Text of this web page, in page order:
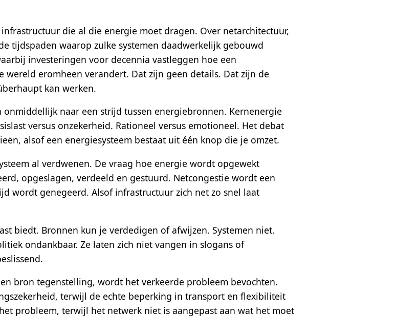
die al die energie moet dragen. Over netarchitectuur,
tijdspaden waarop zulke systemen daadwerkelijk gebouwd
investeringen voor decennia vastleggen hoe een
wereld eromheen verandert. Dat zijn geen details. Dat zijn de
kan werken.
naar een strijd tussen energiebronnen. Kernenergie
versus onzekerheid. Rationeel versus emotioneel. Het debat
alsof een energiesysteem bestaat uit één knop die je omzet.
al verdwenen. De vraag hoe energie wordt opgewekt
opgeslagen, verdeeld en gestuurd. Netcongestie wordt een
wordt genegeerd. Alsof infrastructuur zich net zo snel laat
biedt. Bronnen kun je verdedigen of afwijzen. Systemen niet.
ondankbaar. Ze laten zich niet vangen in slogans of
bron tegenstelling, wordt het verkeerde probleem bevochten.
terwijl de echte beperking in transport en flexibiliteit
probleem, terwijl het netwerk niet is aangepast aan wat het moet